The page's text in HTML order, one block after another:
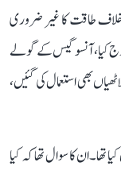
طاقت کا غیر ضروری
کیا، آنسو گیس کے گولے
بھی استعمال کی گئیں،
تھا۔ ان کا سوال تھا کہ کیا